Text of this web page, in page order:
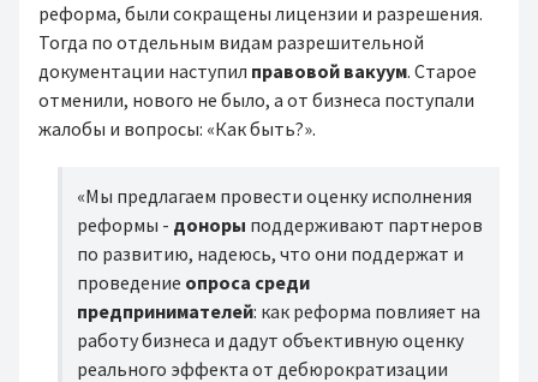
реформа, были сокращены лицензии и разрешения.
Тогда по отдельным видам разрешительной
документации наступил правовой вакуум. Старое
отменили, нового не было, а от бизнеса поступали
жалобы и вопросы: «Как быть?».
«Мы предлагаем провести оценку исполнения
реформы - доноры поддерживают партнеров
по развитию, надеюсь, что они поддержат и
проведение опроса среди
предпринимателей: как реформа повлияет на
работу бизнеса и дадут объективную оценку
реального эффекта от дебюрократизации